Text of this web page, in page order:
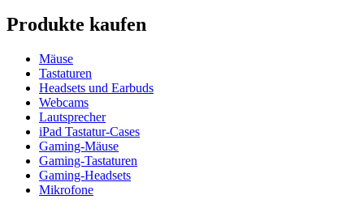
Produkte kaufen
Mäuse
Tastaturen
Headsets und Earbuds
Webcams
Lautsprecher
iPad Tastatur-Cases
Gaming-Mäuse
Gaming-Tastaturen
Gaming-Headsets
Mikrofone